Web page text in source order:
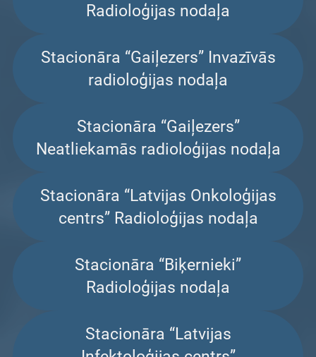
Radioloģijas nodaļa
Stacionāra “Gaiļezers” Invazīvās
radioloģijas nodaļa
Stacionāra “Gaiļezers”
Neatliekamās radioloģijas nodaļa
Stacionāra “Latvijas Onkoloģijas
centrs” Radioloģijas nodaļa
Stacionāra “Biķernieki”
Radioloģijas nodaļa
Stacionāra “Latvijas